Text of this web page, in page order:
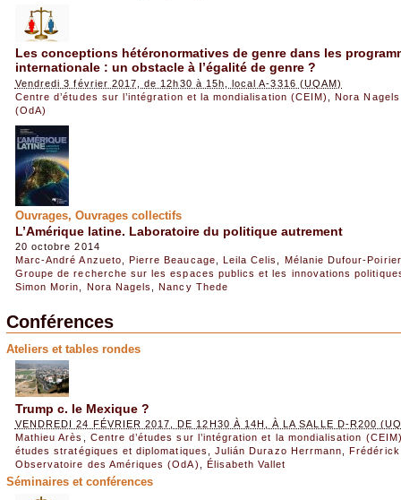
Les conceptions hétéronormatives de genre dans les
internationale : un obstacle à l’égalité de genre ?
Vendredi 3 février 2017, de 12h30 à 15h, local A-3316 (UQAM)
Centre d’études sur l’intégration et la mondialisation (CEIM)
,Nora Nagels
(OdA)
Ouvrages, Ouvrages collectifs
L’Amérique latine. Laboratoire du politique autrement
20 octobre 2014
Marc-André Anzueto
Pierre Beaucage Leila Celis Mélanie Dufour-Poirier
Groupe de recherche sur les espaces publics et les innovations
Simon Morin
Nora Nagels ,Nancy Thede
Conférences
Ateliers et tables rondes
Trump c. le Mexique ?
VENDREDI 24 FÉVRIER 2017, DE 12H30 À 14H, À LA SALLE D-R200
Mathieu Arès
Centre d’études sur l’intégration et la mondialisation
études stratégiques et diplomatiques
Julián Durazo Herrmann ,Frédérick
Observatoire des Amériques (OdA)
Élisabeth Vallet
Séminaires et conférences